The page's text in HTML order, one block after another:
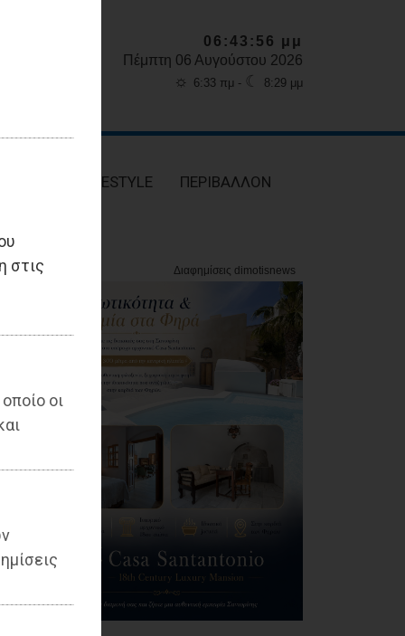
στις
οι
06:43:57 μμ
Πέμπτη 06 Αυγούστου 2026
☼ 6:33 πμ - ☾ 8:29 μμ
LIFESTYLE ΠΕΡΙΒΑΛΛΟΝ